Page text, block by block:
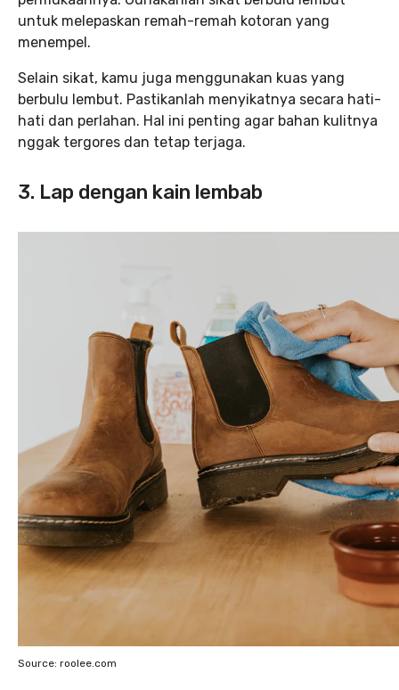
untuk melepaskan remah-remah kotoran yang
menempel.
Selain sikat, kamu juga menggunakan kuas yang
berbulu lembut. Pastikanlah menyikatnya secara hati-
hati dan perlahan. Hal ini penting agar bahan kulitnya
nggak tergores dan tetap terjaga.
3. Lap dengan kain lembab
Source: roolee.com